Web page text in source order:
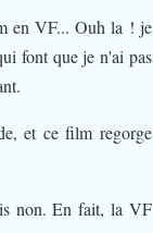
en VF... Ouh la ! je
font que je n'ai pas
et ce film regorge
non. En fait, la VF